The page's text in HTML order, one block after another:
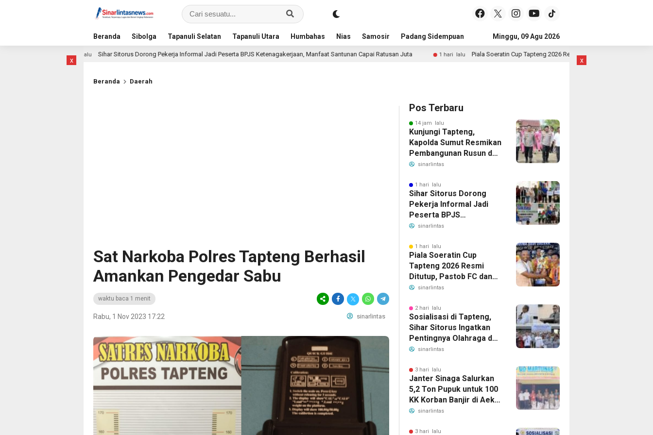
Beranda Sibolga Tapanuli Selatan Tapanuli Utara Humbahas Nias Samosir Padang Sidempuan Subulussalam Mandailing Natal
Minggu, 09 Agu 2026
x
Sihar Sitorus Dorong Pekerja Informal Jadi Peserta BPJS Ketenagakerjaan, Manfaat Santunan Capai Ratusan Juta 1 hari lalu Piala Soeratin Cup Tapteng 2026 Resmi Ditutup, Pastob FC dan Sahata FC Barus
Beranda Daerah
Sat Narkoba Polres Tapteng Berhasil
Amankan Pengedar Sabu
waktu baca 1 menit
Rabu, 1 Nov 2023 17:22 sinarlintas
Pos Terbaru
14 jam lalu
Kunjungi Tapteng,
Kapolda Sumut Resmikan
Pembangunan Rusun dan
Benahi Empat Polsek
sinarlintas
1 hari lalu
Sihar Sitorus Dorong
Pekerja Informal Jadi
Peserta BPJS
Ketenagakerjaan,
Ratusan Juta
sinarlintas
1 hari lalu
Piala Soeratin Cup
Tapteng 2026 Resmi
Ditutup, Pastob FC dan
Sahata FC Barus Raih
sinarlintas
2 hari lalu
Sosialisasi di Tapteng,
Sihar Sitorus Ingatkan
Pentingnya Olahraga dan
Deteksi Dini Penyakit
sinarlintas
3 hari lalu
Janter Sinaga Salurkan
5,2 Ton Pupuk untuk 100
KK Korban Banjir di Aek
Horsik
sinarlintas
3 hari lalu
x